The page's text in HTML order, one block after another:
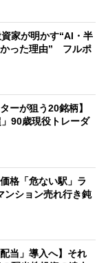
家が明かす“AI・半
った理由” フルポ
ーが狙う20銘柄】
」90歳現役トレーダ
格「危ない駅」ラ
ンション売れ行き鈍
当」導入へ】それ